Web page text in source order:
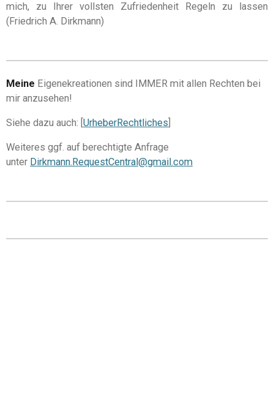
mich, zu Ihrer vollsten Zufriedenheit Regeln zu lassen
(Friedrich A. Dirkmann)
Meine Eigenekreationen sind IMMER mit allen Rechten bei
mir anzusehen!
Siehe dazu auch: [UrheberRechtliches]
Weiteres ggf. auf berechtigte Anfrage
unter Dirkmann.RequestCentral@gmail.com